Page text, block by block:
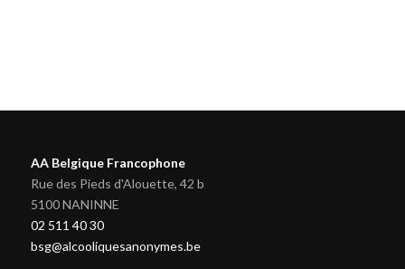
AA Belgique Francophone
Rue des Pieds d'Alouette, 42 b
5100 NANINNE
02 511 40 30
bsg@alcooliquesanonymes.be